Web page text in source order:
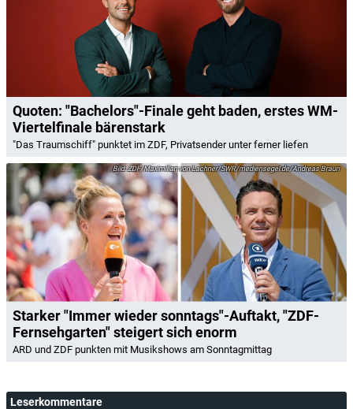
Quoten: "Bachelors"-Finale geht baden, erstes WM-
Viertelfinale bärenstark
"Das Traumschiff" punktet im ZDF, Privatsender unter ferner liefen
ZDF/Maximilian von Lachner/SWR/mediensegel.de/Andreas Braun
Starker "Immer wieder sonntags"-Auftakt, "ZDF-
Fernsehgarten" steigert sich enorm
ARD und ZDF punkten mit Musikshows am Sonntagmittag
Leserkommentare